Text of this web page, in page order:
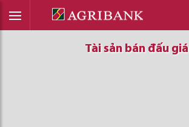
Tài sản bán đấu giá
Tài sản bán đấu giá
Tài sản bán đấu giá